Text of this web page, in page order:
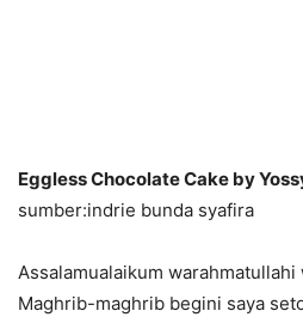
Eggless Chocolate Cake by
sumber:indrie bunda syafira
Assalamualaikum warahmatullahi
Maghrib-maghrib begini saya